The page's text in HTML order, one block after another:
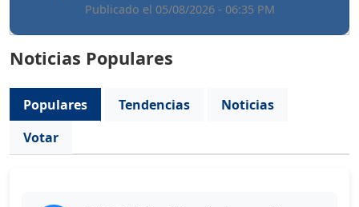
Publicado el 05/08/2026 - 06:35 PM
Noticias Populares
Populares Tendencias
Noticias
Votar